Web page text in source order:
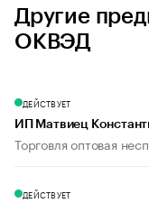
Другие
ОКВЭД
ДЕЙСТВУЕТ
ИП Матвиец
Торговля оптовая
ДЕЙСТВУЕТ